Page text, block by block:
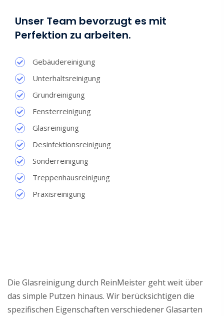
Unser Team bevorzugt es mit
Perfektion zu arbeiten.
Gebäudereinigung
Unterhaltsreinigung
Grundreinigung
Fensterreinigung
Glasreinigung
Desinfektionsreinigung
Sonderreinigung
Treppenhausreinigung
Praxisreinigung
Die Glasreinigung durch ReinMeister geht weit über
das simple Putzen hinaus. Wir berücksichtigen die
spezifischen Eigenschaften verschiedener Glasarten